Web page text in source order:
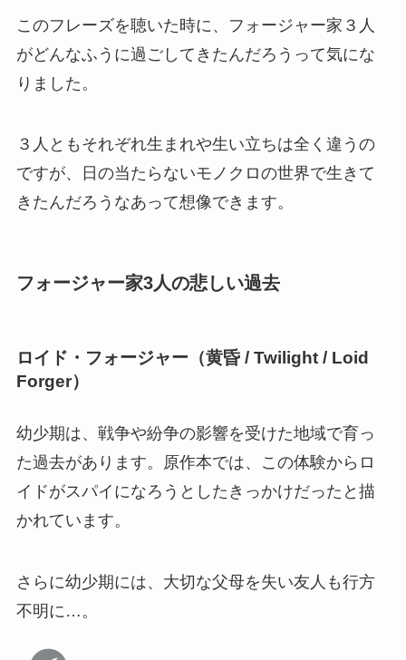
このフレーズを聴いた時に、フォージャー家３人
がどんなふうに過ごしてきたんだろうって気にな
りました。
３人ともそれぞれ生まれや生い立ちは全く違うの
ですが、日の当たらないモノクロの世界で生きて
きたんだろうなあって想像できます。
フォージャー家3人の悲しい過去
ロイド・フォージャー（黄昏 / Twilight / Loid
Forger）
幼少期は、戦争や紛争の影響を受けた地域で育っ
た過去があります。原作本では、この体験からロ
イドがスパイになろうとしたきっかけだったと描
かれています。
さらに幼少期には、大切な父母を失い友人も行方
不明に…。